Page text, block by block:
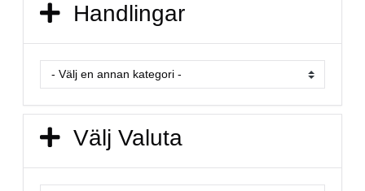
Handlingar
Välj Valuta